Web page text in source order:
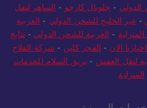
- جلوبال كارجو - الساهر لنقل
- عبر الخليج للشحن الدولي - العربية
- العربية للشحن الدولي - نتايج
اخبارنا الان - الفجر كلين - شركة الفلاح
لنقل العفش - بريق السلام للخدمات
المنزلية